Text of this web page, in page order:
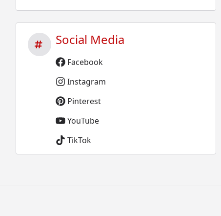
Social Media
Facebook
Instagram
Pinterest
YouTube
TikTok